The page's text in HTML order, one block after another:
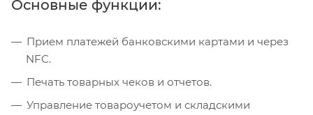
Основные функции:
Прием платежей банковскими картами и через
NFC.
Печать товарных чеков и отчетов.
Управление товароучетом и складскими